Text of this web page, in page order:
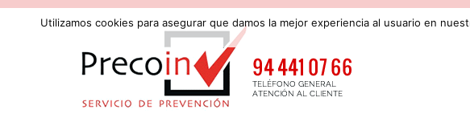
Utilizamos cookies para asegurar que damos la mejor experiencia al usuario en